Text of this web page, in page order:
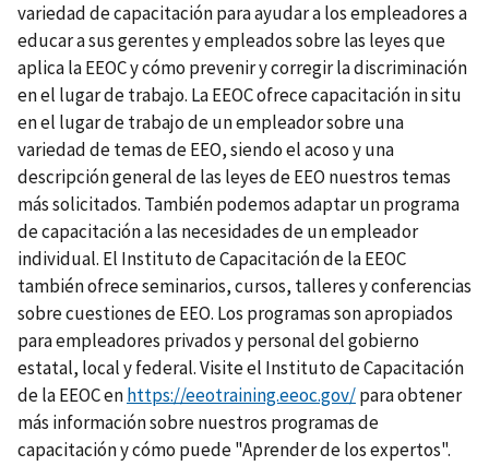
variedad de capacitación para ayudar a los empleadores a
educar a sus gerentes y empleados sobre las leyes que
aplica la EEOC y cómo prevenir y corregir la discriminación
en el lugar de trabajo. La EEOC ofrece capacitación in situ
en el lugar de trabajo de un empleador sobre una
variedad de temas de EEO, siendo el acoso y una
descripción general de las leyes de EEO nuestros temas
más solicitados. También podemos adaptar un programa
de capacitación a las necesidades de un empleador
individual. El Instituto de Capacitación de la EEOC
también ofrece seminarios, cursos, talleres y conferencias
sobre cuestiones de EEO. Los programas son apropiados
para empleadores privados y personal del gobierno
estatal, local y federal. Visite el Instituto de Capacitación
de la EEOC enhttps://eeotraining.eeoc.gov/para obtener
más información sobre nuestros programas de
capacitación y cómo puede "Aprender de los expertos".